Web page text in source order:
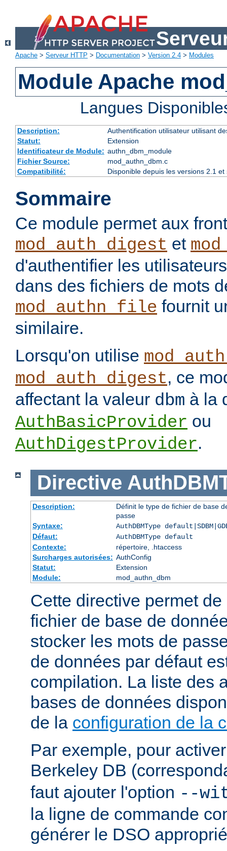
Apache > Serveur HTTP > Documentation > Version 2.4 > Modules
Module Apache
Langues
Description:
Authentification utilisateur utilisant
Statut:
Extension
Identificateur de Module: authn_dbm_module
Fichier Source:
mod_authn_dbm.c
Compatibilité:
Disponible depuis les versions 2.1
Sommaire
Ce module permet aux
mod_auth_digest et
d'authentifier les
dans des fichiers de mots
mod_authn_file fournit
similaire.
Lorsqu'on utilise
mod_auth_digest, ce
affectant la valeur dbm à la
AuthBasicProvider ou
AuthDigestProvider.
Directive
Description:
Définit le type de fichier de base
passe
Syntaxe:
AuthDBMType
Défaut:
AuthDBMType default
Contexte:
répertoire, .htaccess
Surcharges autorisées: AuthConfig
Statut:
Extension
Module:
mod_authn_dbm
Cette directive permet
fichier de base de
stocker les mots de
de données par défaut
compilation. La liste des
bases de données
de la configuration de la
Par exemple, pour
Berkeley DB
faut ajouter l'option --
la ligne de commande
générer le DSO